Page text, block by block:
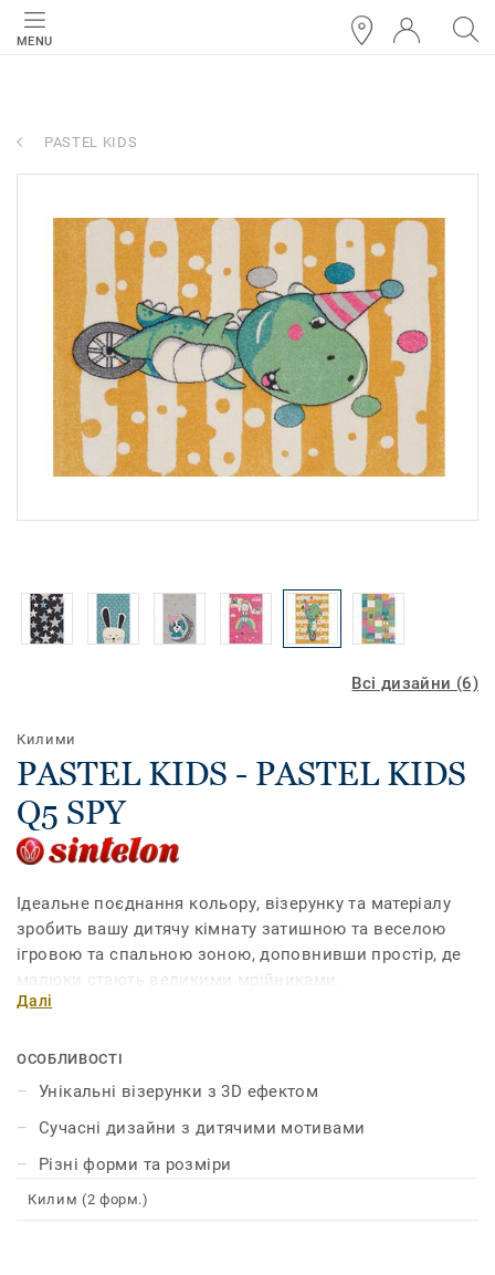
MENU
PASTEL KIDS
Всі дизайни (6)
Килими
PASTEL KIDS - PASTEL KIDS
Q5 SPY
Ідеальне поєднання кольору, візерунку та матеріалу
зробить вашу дитячу кімнату затишною та веселою
ігровою та спальною зоною, доповнивши простір, де
малюки стають великими мрійниками.
Далі
ОСОБЛИВОСТІ
Унікальні візерунки з 3D ефектом
Сучасні дизайни з дитячими мотивами
Різні форми та розміри
Килим (2 форм.)